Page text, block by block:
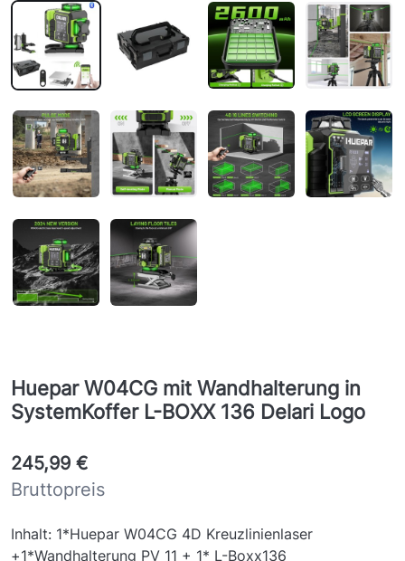
Huepar W04CG mit Wandhalterung in
SystemKoffer L-BOXX 136 Delari Logo
245,99 €
Bruttopreis
Inhalt: 1*Huepar W04CG 4D Kreuzlinienlaser
+1*Wandhalterung PV 11 + 1* L-Boxx136